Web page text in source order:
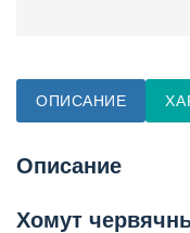
ОПИСАНИЕ
Описание
Хомут